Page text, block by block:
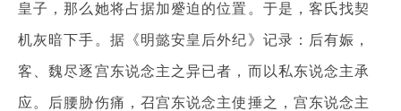
皇子，那么她将占据加蹙迫的位置。于是，客氏找契
机灰暗下手。据《明懿安皇后外纪》记录：后有娠，
客、魏尽逐宫东说念主之异已者，而以私东说念主承
应。后腰胁伤痛，召宫东说念主使捶之，宫东说念主